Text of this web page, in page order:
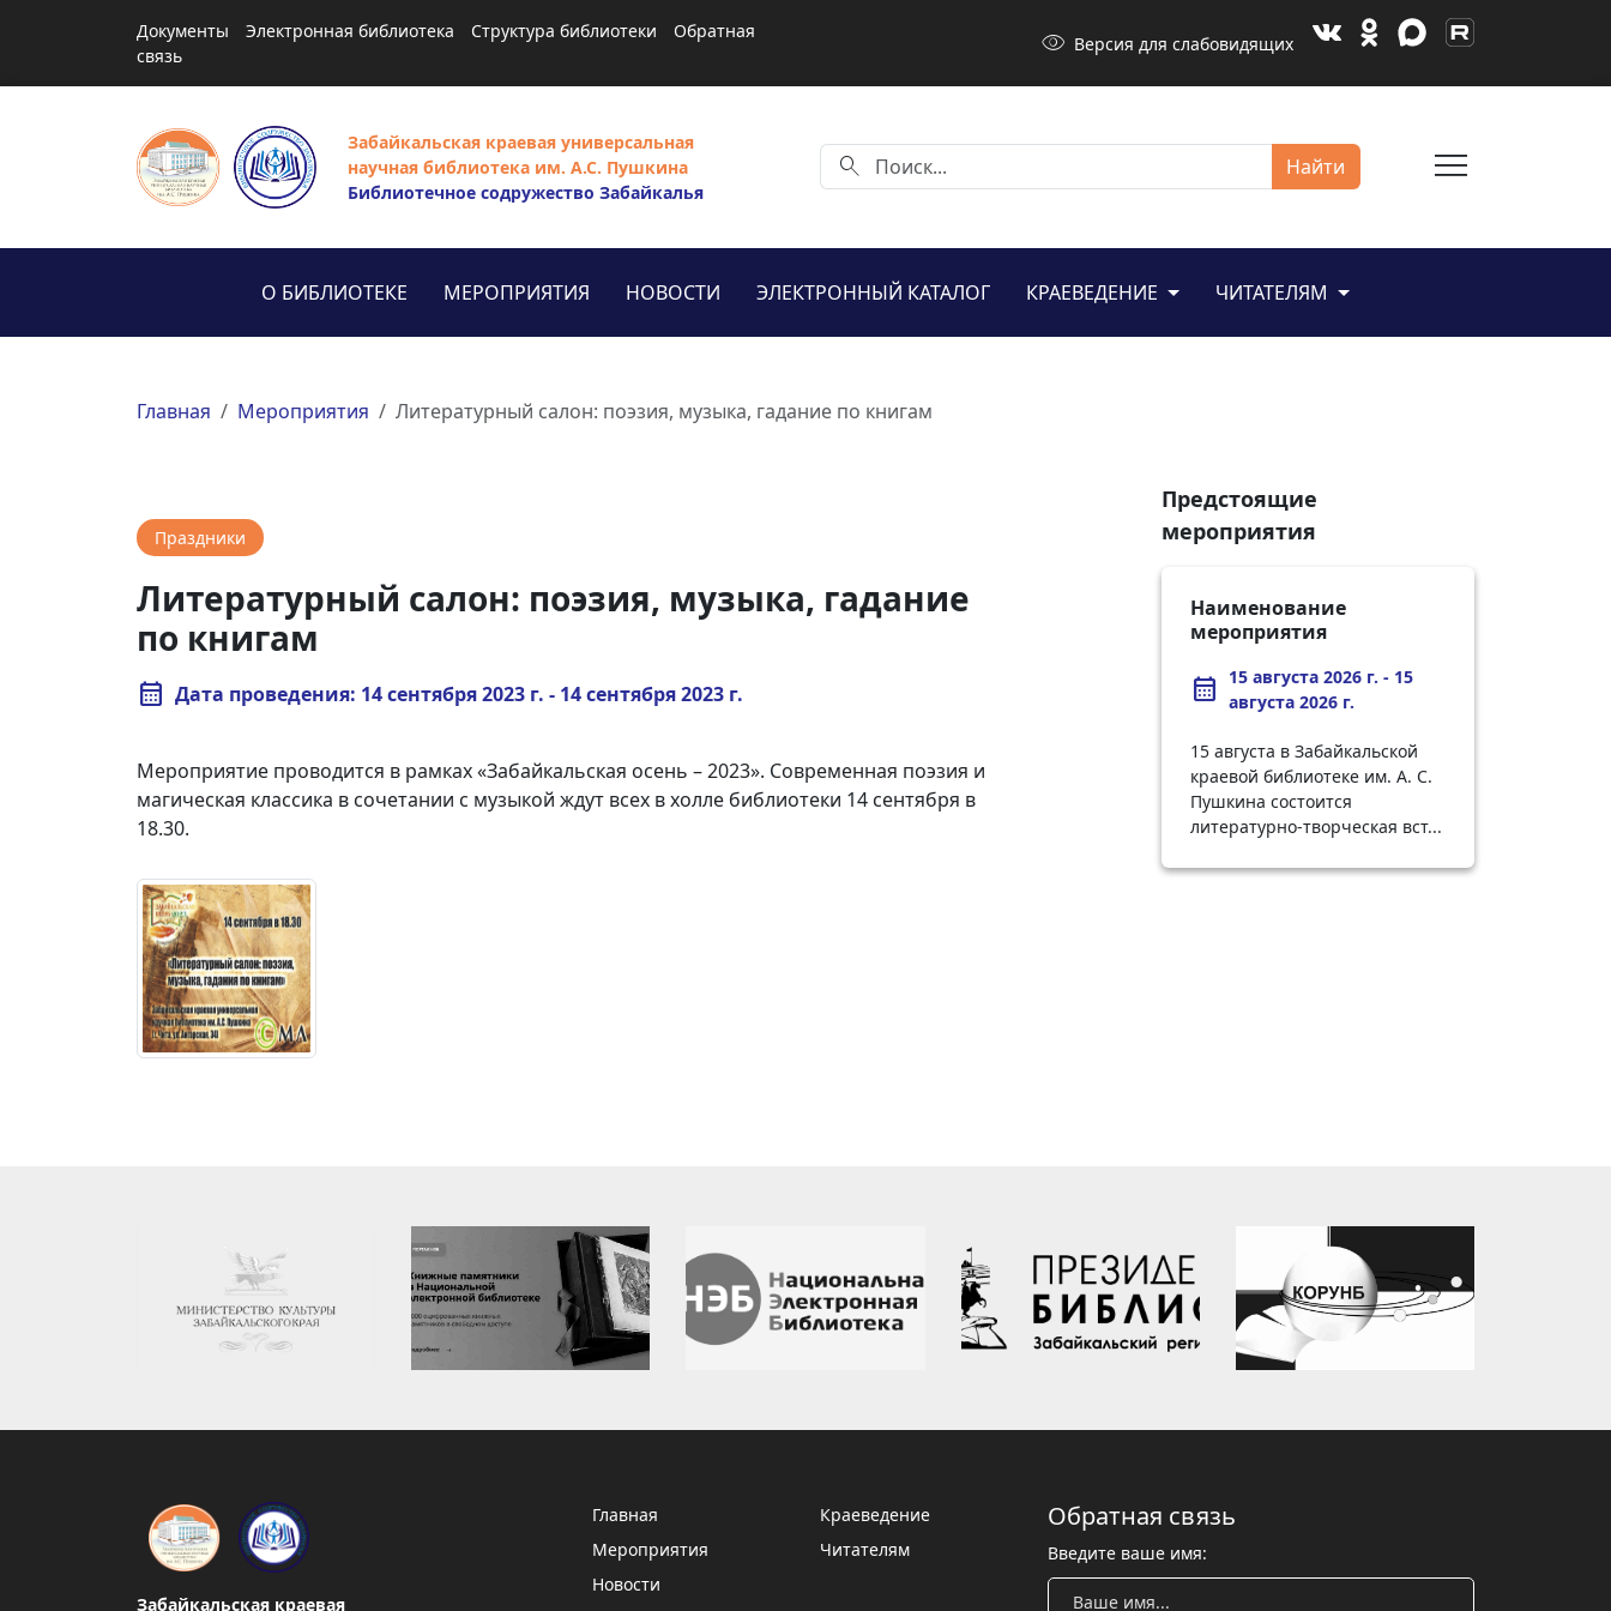
Документы Электронная библиотека Структура библиотеки
Обратная
связь
visibility Версия для слабовидящих
Забайкальская краевая универсальная
научная библиотека им. А.С. Пушкина
Библиотечное содружество Забайкалья
search Найти menu
О БИБЛИОТЕКЕ МЕРОПРИЯТИЯ НОВОСТИ ЭЛЕКТРОННЫЙ КАТАЛОГ КРАЕВЕДЕНИЕ ЧИТАТЕЛЯМ
Главная Мероприятия Литературный салон: поэзия, музыка, гадание по книгам
Праздники
Литературный салон: поэзия, музыка, гадание
по книгам
calendar_month Дата проведения: 14 сентября 2023 г. - 14 сентября 2023 г.
Мероприятие проводится в рамках «Забайкальская осень – 2023». Современная поэзия и
магическая классика в сочетании с музыкой ждут всех в холле библиотеки 14 сентября в
18.30.
Предстоящие
мероприятия
Наименование
мероприятия
calendar_month
15 августа 2026 г. - 15
августа 2026 г.
15 августа в Забайкальской
краевой библиотеке им. А. С.
Пушкина состоится
литературно-творческая вст...
Забайкальская краевая
Главная
Мероприятия
Новости
Краеведение
Читателям
Обратная связь
Введите ваше имя: